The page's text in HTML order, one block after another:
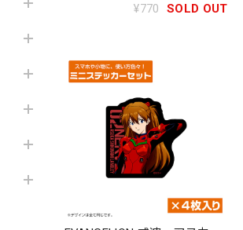
¥770
SOLD OUT